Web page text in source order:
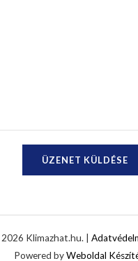
ÜZENET KÜLDÉSE
Klimazhat.hu. |
Powered byWeboldal